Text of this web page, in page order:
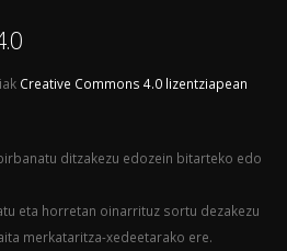
Creative Commons 4.0 lizentziapean
ditzakezu edozein bitarteko edo
eta horretan oinarrituz sortu dezakezu
merkataritza-xedeetarako ere.